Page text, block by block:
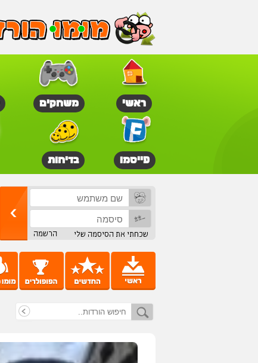
ראשי משחקים
פייסמו בדיחות
שכחתי את הסיסמה שלי הרשמה